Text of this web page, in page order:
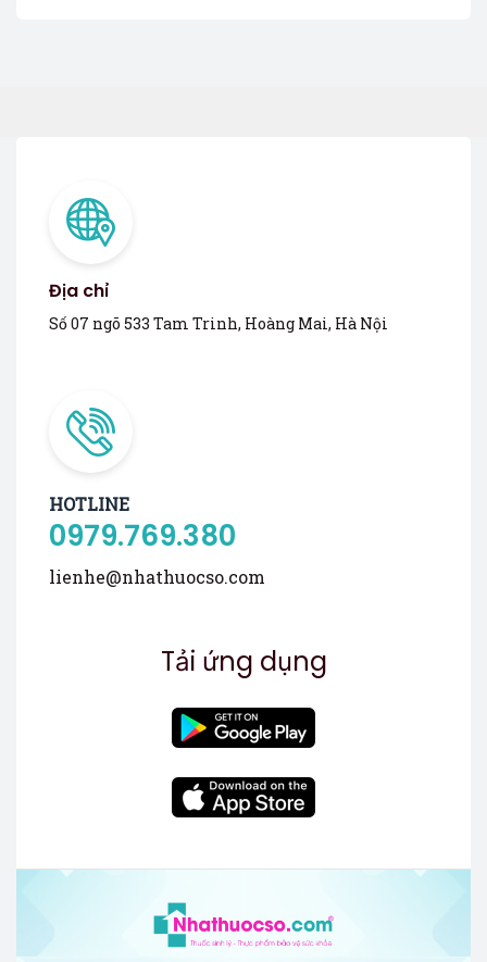
Địa chỉ
Số 07 ngõ 533 Tam Trinh, Hoàng Mai, Hà Nội
HOTLINE
0979.769.380
lienhe@nhathuocso.com
Tải ứng dụng